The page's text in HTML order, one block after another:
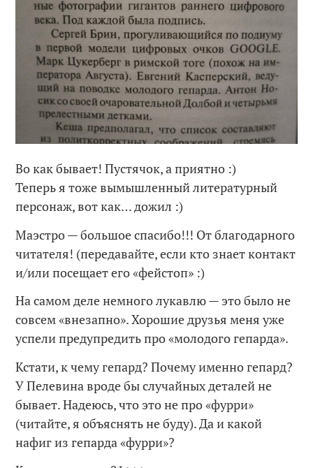
Во как бывает! Пустячок, а приятно :)
Теперь я тоже вымышленный литературный
персонаж, вот как… дожил :)
Маэстро — большое спасибо!!! От благодарного
читателя! (передавайте, если кто знает контакт
и/или посещает его «фейстоп» :)
На самом деле немного лукавлю — это было не
совсем «внезапно». Хорошие друзья меня уже
успели предупредить про «молодого гепарда».
Кстати, к чему гепард? Почему именно гепард?
У Пелевина вроде бы случайных деталей не
бывает. Надеюсь, что это не про «фурри»
(читайте, я объяснять не буду). Да и какой
нафиг из гепарда «фурри»?